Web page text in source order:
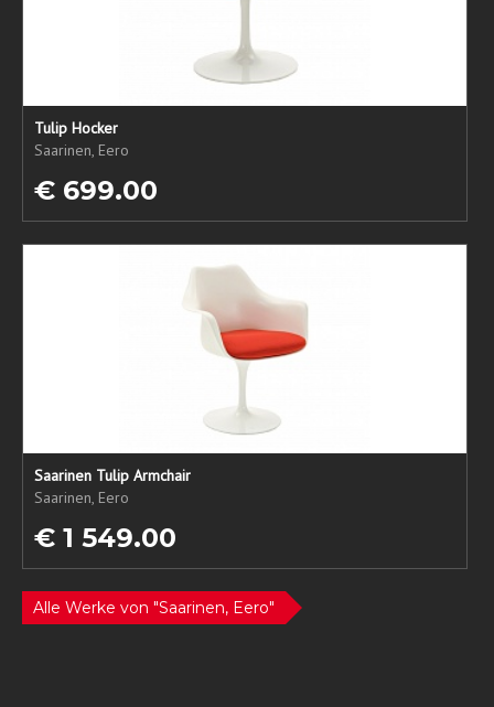
Tulip Hocker
Saarinen, Eero
€ 699.00
Saarinen Tulip Armchair
Saarinen, Eero
€ 1 549.00
Alle Werke von "Saarinen, Eero"